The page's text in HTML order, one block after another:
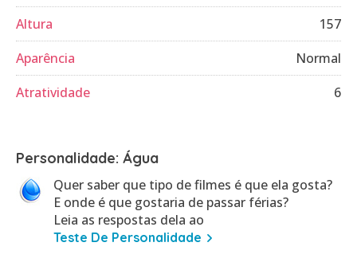
Altura
157
Aparência
Normal
Atratividade
6
Personalidade: Água
Quer saber que tipo de filmes é que ela gosta?
E onde é que gostaria de passar férias?
Leia as respostas dela ao
Teste De Personalidade